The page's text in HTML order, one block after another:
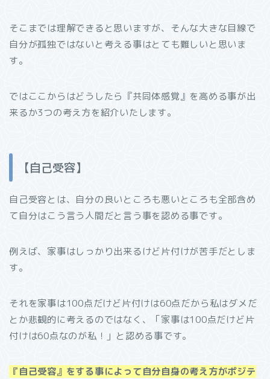
そこまでは理解できると思いますが、そんな大きな目線で
自分が孤独ではないと考える事はとても難しいと思いま
す。
ではここからはどうしたら『共同体感覚』を高める事が出
来るか3つの考え方を紹介いたします。
【自己受容】
自己受容とは、自分の良いところも悪いところも全部含め
て自分はこう言う人間だと言う事を認める事です。
例えば、家事はしっかり出来るけど片付けが苦手だとしま
す。
それを家事は100点だけど片付けは60点だから私はダメだ
とか悲観的に考えるのではなく、「家事は100点だけど片
付けは60点なのが私！」と認める事です。
『自己受容』をする事によって自分自身の考え方がポジテ